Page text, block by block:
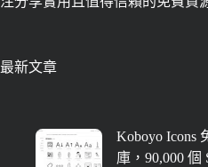
最新文章
Koboyo Icons
庫，90,000